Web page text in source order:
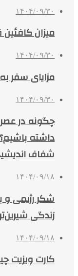
۱۴۰۴/۰۹/۳۰
میزان
۱۴۰۴/۰۹/۳۰
مزایای سفر
۱۴۰۴/۰۹/۳۰
چگونه در
داشته
شفاف
۱۴۰۴/۰۹/۱۸
شکر رژیمی و
زندگی
۱۴۰۴/۰۹/۱۸
کارت ویزیت